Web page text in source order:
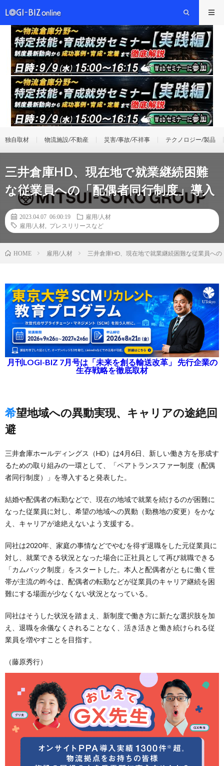
独自取材 物流施設/不動産 災害/事故/不祥事 テクノロジー/製品
三井倉庫HD、現在地で就業継続困難
な従業員への「配偶者同行制度」導入
2023.04.07 06:00:19
雇用/人材
雇用/人材
プレスリリースなど
HOME 雇用/人材 三井倉庫HD、現在地で就業継続困難な従業員へ
月刊LOGI-BIZ 7月号は「未来を創る輸送改革」 先行企業の
生存戦略を徹底取材
希望地域への異動実現、キャリアの途絶回
避
三井倉庫ホールディングス（HD）は4月6日、新しい働き方を形成す
るための取り組みの一環として、「ペアトランスファー制度（配偶
者同行制度）」を導入すると発表した。
結婚や配偶者の転勤などで、現在の地域で就業を続けるのが困難に
なった従業員に対し、希望の地域への異動（勤務地の変更）をかな
え、キャリアが途絶えないよう支援する。
同社は2020年、家庭の事情などでやむを得ず退職をした元従業員に
対し、就業できる状況となった場合に正社員として再び就職できる
「カムバック制度」をスタートした。本人と配偶者がともに働く世
帯が主流の昨今は、配偶者の転勤などが従業員のキャリア継続を困
難にする場面が少なくない状況となっている。
同社はそうした状況を踏まえ、新制度で働き方に新たな選択肢を加
え、退職を余儀なくされることなく、活き活きと働き続けられる従
業員を増やすことを目指す。
（藤原秀行）